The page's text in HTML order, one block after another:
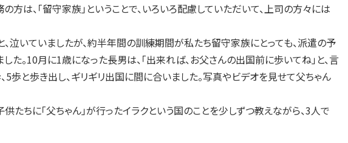
方は、「留守家族」ということで、いろいろ配慮していただいて、上司の方々には
、泣いていましたが、約半年間の訓練期間が私たち留守家族にとっても、派遣の予
た。10月に1歳になった長男は、「出来れば、お父さんの出国前に歩いてね」と、言
歩と歩き出し、ギリギリ出国に間に合いました。写真やビデオを見せて父ちゃん
ちに「父ちゃん」が行ったイラクという国のことを少しずつ教えながら、3人で